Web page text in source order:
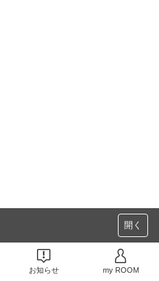
開く
お知らせ my ROOM